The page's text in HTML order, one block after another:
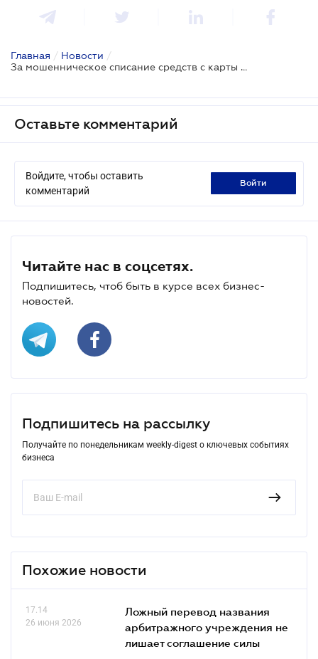
Главная / Новости /
За мошенническое списание средств с карты пользователь ответственности не несет
Оставьте комментарий
Войдите, чтобы оставить
комментарий
войти
Читайте нас в соцсетях.
Подпишитесь, чтоб быть в курсе всех бизнес-
новостей.
Подпишитесь на рассылку
Получайте по понедельникам weekly-digest о ключевых событиях
бизнеса
Похожие новости
17.14
26 июня 2026
Ложный перевод названия
арбитражного учреждения не
лишает соглашение силы